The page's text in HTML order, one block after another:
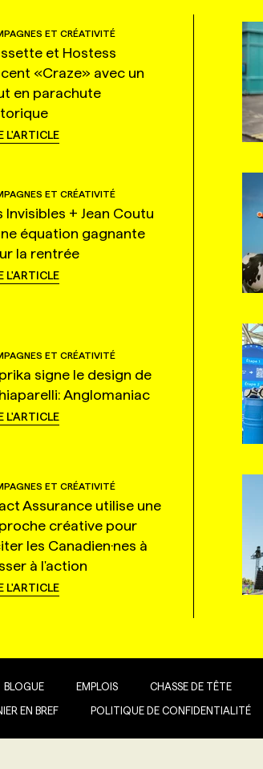
ET CRÉATIVITÉ
et Hostess
«Craze» avec un
en parachute
L'ARTICLE
ET CRÉATIVITÉ
Invisibles + Jean Coutu
équation gagnante
la rentrée
L'ARTICLE
ET CRÉATIVITÉ
signe le design de
Anglomaniac
L'ARTICLE
ET CRÉATIVITÉ
Assurance utilise une
créative pour
les Canadien·nes à
à l'action
L'ARTICLE
BLOGUE EMPLOIS CHASSE DE TÊTE
EN BREF POLITIQUE DE CONFIDENTIALITÉ